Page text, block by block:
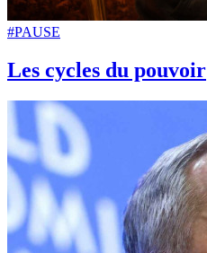
#PAUSE
Les cycles du pouvoir